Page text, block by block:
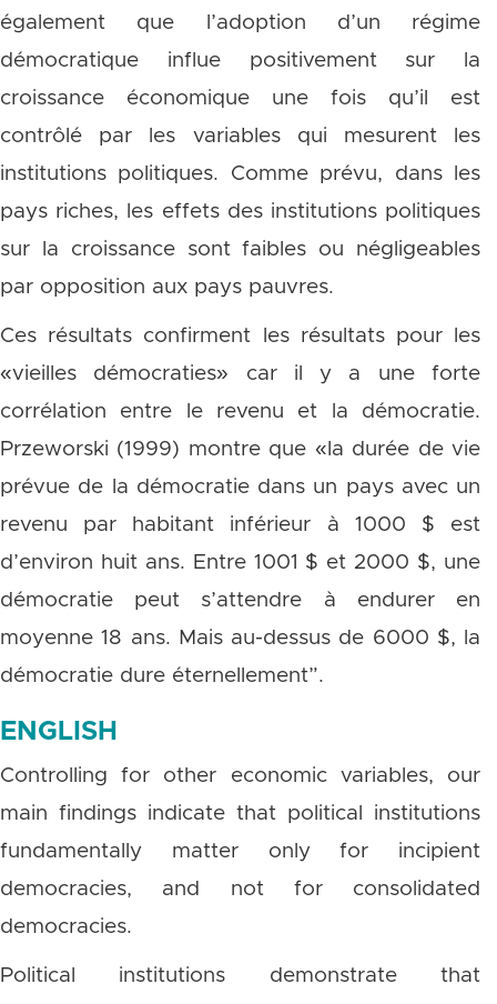
également que l’adoption d’un régime
démocratique influe positivement sur la
croissance économique une fois qu’il est
contrôlé par les variables qui mesurent les
institutions politiques. Comme prévu, dans les
pays riches, les effets des institutions politiques
sur la croissance sont faibles ou négligeables
par opposition aux pays pauvres.
Ces résultats confirment les résultats pour les
«vieilles démocraties» car il y a une forte
corrélation entre le revenu et la démocratie.
Przeworski (1999) montre que «la durée de vie
prévue de la démocratie dans un pays avec un
revenu par habitant inférieur à 1000 $ est
d’environ huit ans. Entre 1001 $ et 2000 $, une
démocratie peut s’attendre à endurer en
moyenne 18 ans. Mais au-dessus de 6000 $, la
démocratie dure éternellement”.
ENGLISH
Controlling for other economic variables, our
main findings indicate that political institutions
fundamentally matter only for incipient
democracies, and not for consolidated
democracies.
Political institutions demonstrate that